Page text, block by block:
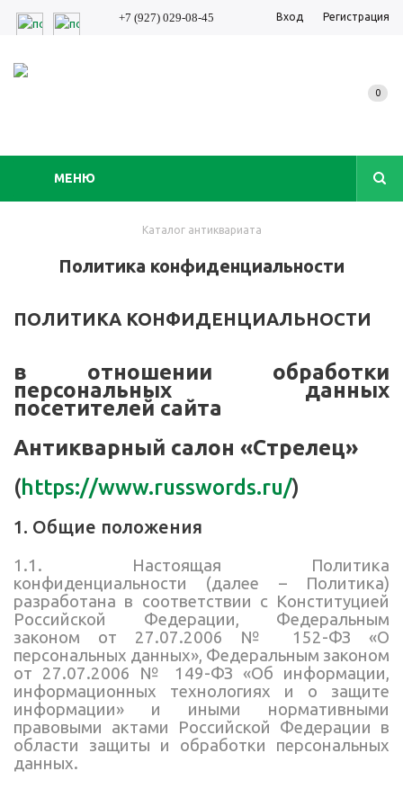
+7 (927) 029-08-45 Вход Регистрация
МЕНЮ
0
Каталог антиквариата
Политика конфиденциальности
ПОЛИТИКА КОНФИДЕНЦИАЛЬНОСТИ
в отношении обработки
персональных данных
посетителей сайта
Антикварный салон «Стрелец»
(https://www.russwords.ru/)
1. Общие положения
1.1. Настоящая Политика
конфиденциальности (далее – Политика)
разработана в соответствии с Конституцией
Российской Федерации, Федеральным
законом от 27.07.2006 № 152-ФЗ «О
персональных данных», Федеральным законом
от 27.07.2006 № 149-ФЗ «Об информации,
информационных технологиях и о защите
информации» и иными нормативными
правовыми актами Российской Федерации в
области защиты и обработки персональных
данных.